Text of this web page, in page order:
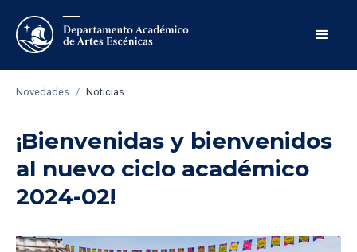
Novedades / Noticias
¡Bienvenidas y bienvenidos
al nuevo ciclo académico
2024-02!